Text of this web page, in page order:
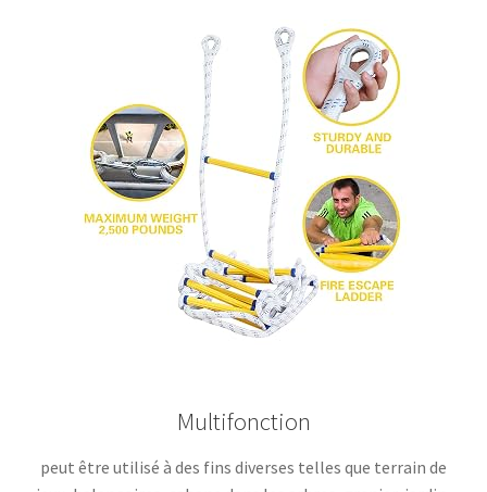
Multifonction
peut être utilisé à des fins diverses telles que terrain de